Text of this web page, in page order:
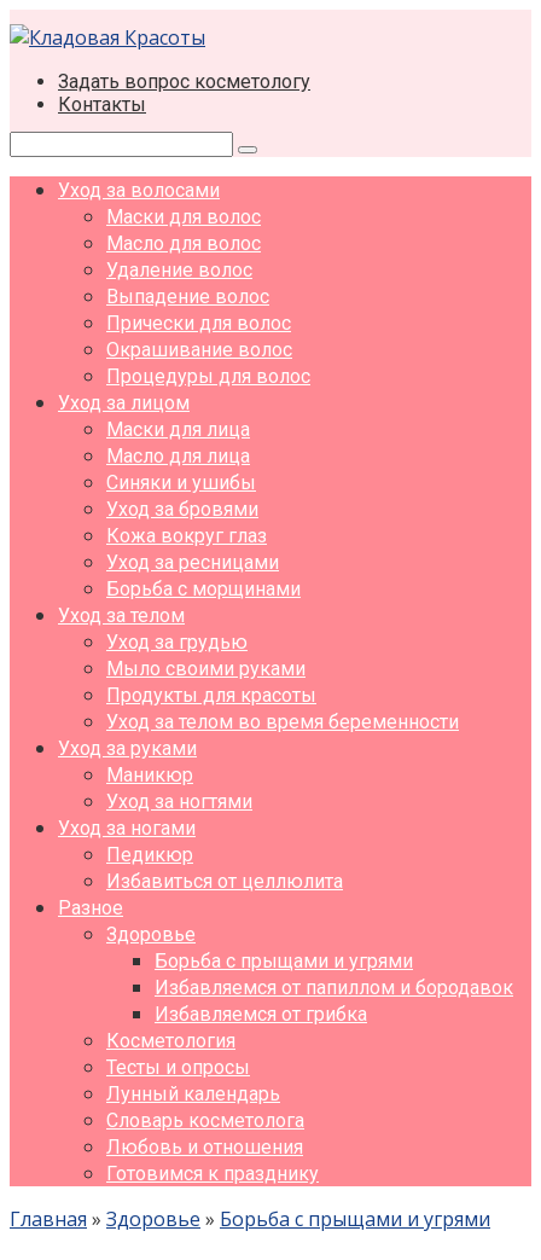
Перейти
к
контентуЗадать вопрос косметологу
Контакты
Поиск:
Уход за волосами
Маски для волос
Масло для волос
Удаление волос
Выпадение волос
Прически для волос
Окрашивание волос
Процедуры для волос
Уход за лицом
Маски для лица
Масло для лица
Синяки и ушибы
Уход за бровями
Кожа вокруг глаз
Уход за ресницами
Борьба с морщинами
Уход за телом
Уход за грудью
Мыло своими руками
Продукты для красоты
Уход за телом во время беременности
Уход за руками
Маникюр
Уход за ногтями
Уход за ногами
Педикюр
Избавиться от целлюлита
Разное
Здоровье
Борьба с прыщами и угрями
Избавляемся от папиллом и бородавок
Избавляемся от грибка
Косметология
Тесты и опросы
Лунный календарь
Словарь косметолога
Любовь и отношения
Готовимся к празднику
Главная » Здоровье » Борьба с прыщами и угрями